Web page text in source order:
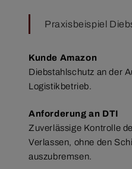
Praxisbeispiel
Kunde Amazon
Diebstahlschutz an der
Logistikbetrieb.
Anforderung an DTI
Zuverlässige Kontrolle
Verlassen, ohne den
auszubremsen.